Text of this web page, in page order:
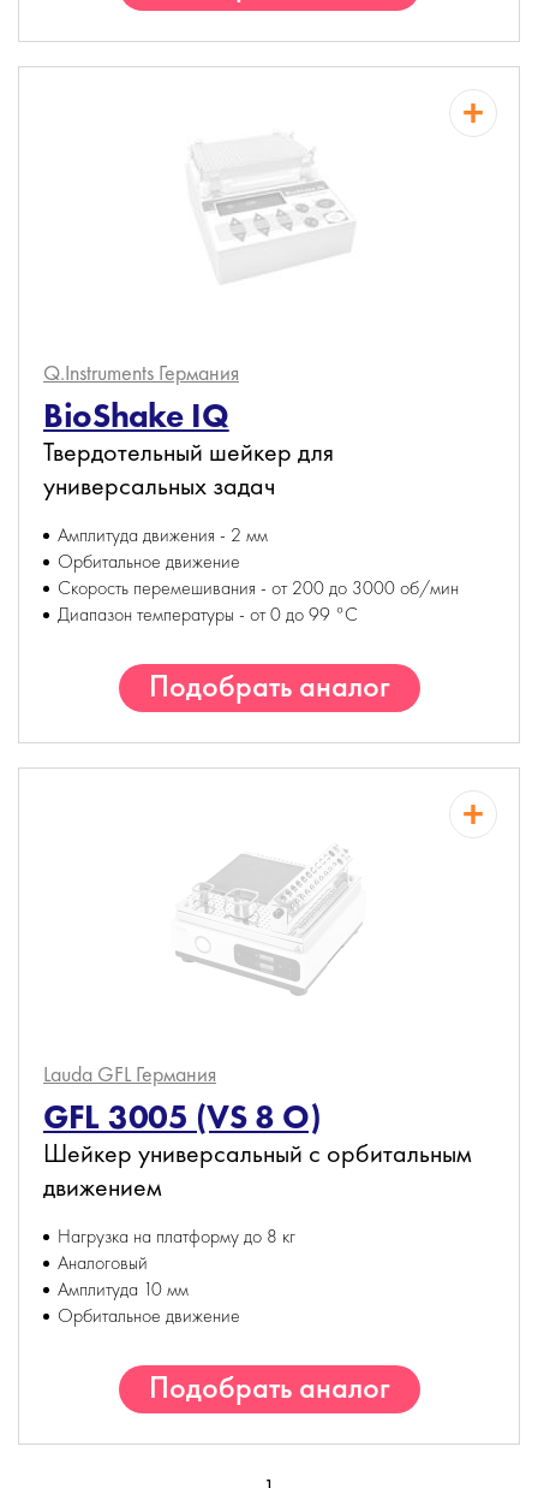
Q.Instruments Германия
BioShake IQ
Твердотельный шейкер для
универсальных задач
Амплитуда движения - 2 мм
Орбитальное движение
Скорость перемешивания - от 200 до 3000 об/мин
Диапазон температуры - от 0 до 99 °С
Подобрать аналог
Lauda GFL Германия
GFL 3005 (VS 8 O)
Шейкер универсальный с орбитальным
движением
Нагрузка на платформу до 8 кг
Аналоговый
Амплитуда 10 мм
Орбитальное движение
Подобрать аналог